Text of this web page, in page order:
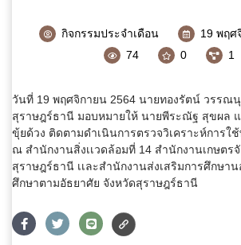
กิจกรรมประจำเดือน
19 พฤศ
74
0 1
วันที่ 19 พฤศจิกายน 2564 นายทองรัตน์ วรรณ
สุราษฎร์ธานี มอบหมายให้ นายพีระณัฐ สุขผล
ขุ้ยด้วง ติดตามดำเนินการตรวจวิเคราะห์การใ
ณ สำนักงานสิ่งเเวดล้อมที่ 14 สำนักงานเกษตร
สุราษฎร์ธานี เเละสำนักงานส่งเสริมการศึกษาน
ศึกษาตามอัธยาศัย จังหวัดสุราษฎร์ธานี
*
อีเมล*
ข้อความ*